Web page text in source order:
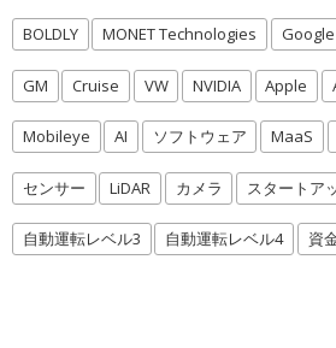
BOLDLY MONET Technologies Google
GM Cruise VW NVIDIA Apple
Mobileye AI ソフトウェア MaaS
センサー LiDAR カメラ スタートア
自動運転レベル3 自動運転レベル4 資